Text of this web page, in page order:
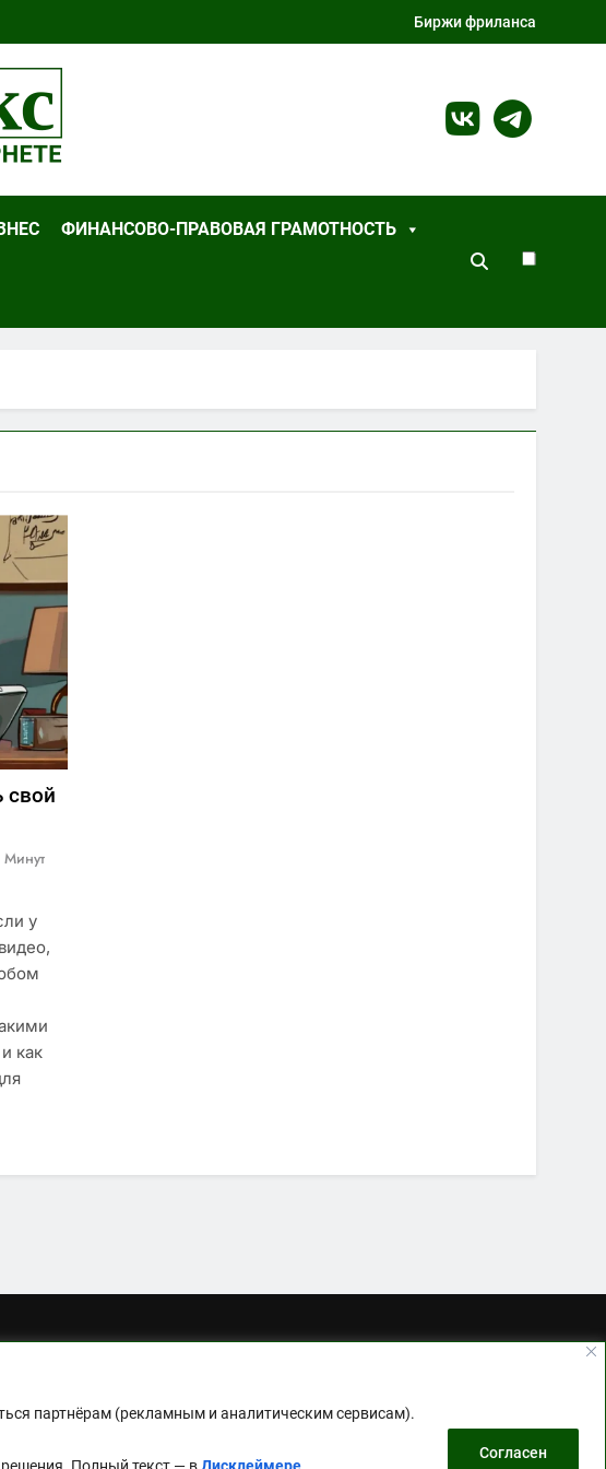
партнёрам (рекламным и аналитическим сервисам).
Полный текст — в Дисклеймере
Согласен
Биржи фриланса
ФИНАНСОВО-ПРАВОВАЯ ГРАМОТНОСТЬ
свой
Минут
у
как
за ваши решения. Полный текст —